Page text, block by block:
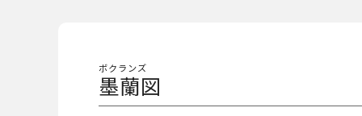
ボクランズ
墨蘭図